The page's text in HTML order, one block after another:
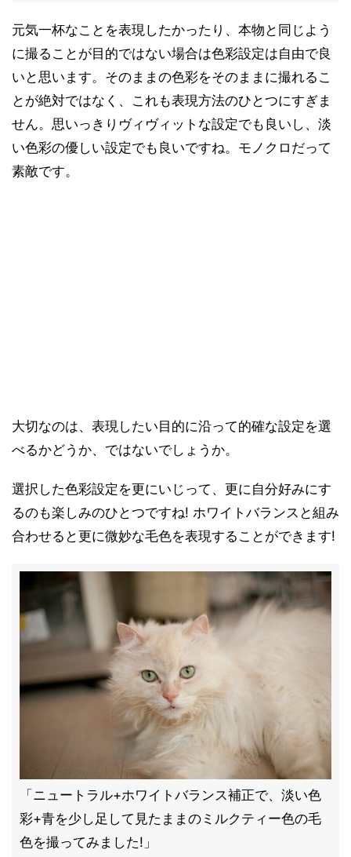
元気一杯なことを表現したかったり、本物と同じよう
に撮ることが目的ではない場合は色彩設定は自由で良
いと思います。そのままの色彩をそのままに撮れるこ
とが絶対ではなく、これも表現方法のひとつにすぎま
せん。思いっきりヴィヴィットな設定でも良いし、淡
い色彩の優しい設定でも良いですね。モノクロだって
素敵です。
大切なのは、表現したい目的に沿って的確な設定を選
べるかどうか、ではないでしょうか。
選択した色彩設定を更にいじって、更に自分好みにす
るのも楽しみのひとつですね! ホワイトバランスと組み
合わせると更に微妙な毛色を表現することができます!
「ニュートラル+ホワイトバランス補正で、淡い色
彩+青を少し足して見たままのミルクティー色の毛
色を撮ってみました!」